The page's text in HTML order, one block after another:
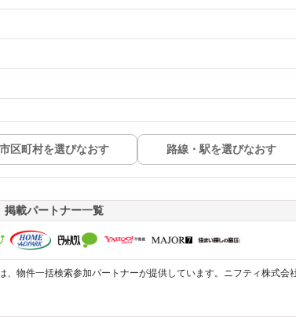
市区町村を選びなおす 路線・駅を選びなおす
掲載パートナー一覧
、物件一括検索参加パートナーが提供しています。ニフティ株式会